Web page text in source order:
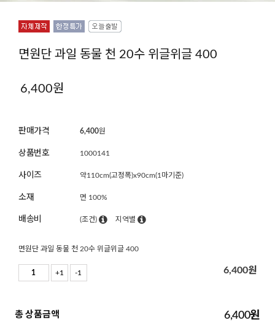
면원단 과일 동물 천 20수 위글위글 400
6,400원
판매가격 6,400원
상품번호 1000141
사이즈 약110cm(고정폭)x90cm(1마기준)
소재 면 100%
배송비 (조건) 지역별
면원단 과일 동물 천 20수 위글위글 400
+1 -1 6,400원
총 상품금액 6,400원